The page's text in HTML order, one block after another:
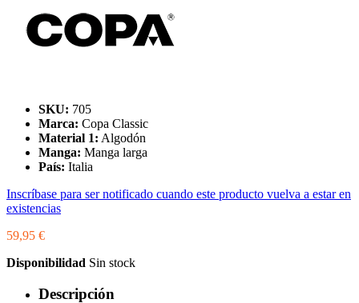
SKU: 705
Marca: Copa Classic
Material 1: Algodón
Manga: Manga larga
País: Italia
Inscríbase para ser notificado cuando este producto vuelva a estar en
existencias
59,95 €
Disponibilidad Sin stock
Descripción